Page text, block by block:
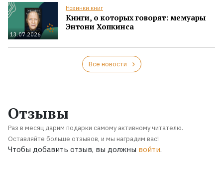
13.07.2026
Новинки книг
Книги, о которых говорят: мемуары
Энтони Хопкинса
Все новости
Отзывы
Раз в месяц дарим подарки самому активному читателю.
Оставляйте больше отзывов, и мы наградим вас!
Чтобы добавить отзыв, вы должны войти.